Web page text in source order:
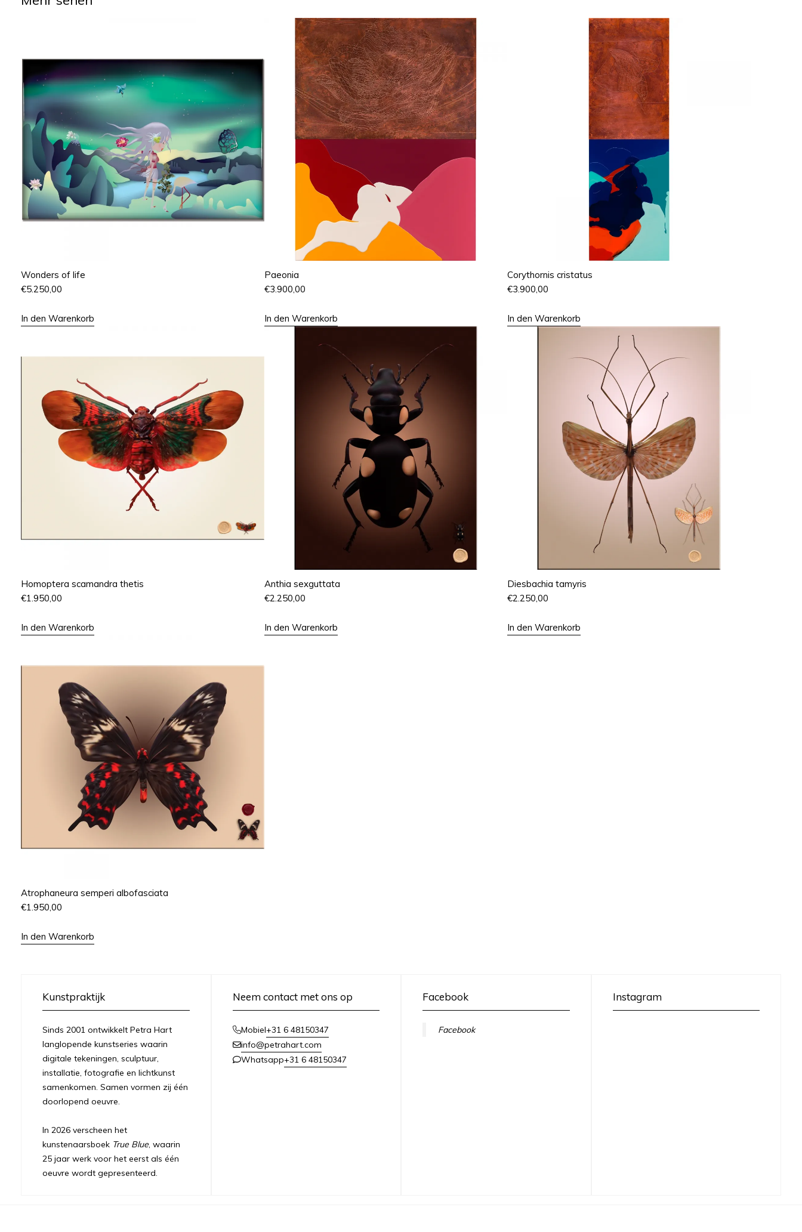
Wonders of life
€5.250,00
In den Warenkorb
Paeonia
€3.900,00
In den Warenkorb
Corythornis cristatus
€3.900,00
In den Warenkorb
Homoptera scamandra thetis
€1.950,00
In den Warenkorb
Anthia sexguttata
€2.250,00
In den Warenkorb
Diesbachia tamyris
€2.250,00
In den Warenkorb
Atrophaneura semperi albofasciata
€1.950,00
In den Warenkorb
Kunstpraktijk
Sinds 2001 ontwikkelt Petra Hart
langlopende kunstseries waarin
digitale tekeningen, sculptuur,
installatie, fotografie en lichtkunst
samenkomen. Samen vormen zij één
doorlopend oeuvre.
In 2026 verscheen het
kunstenaarsboek True Blue, waarin
25 jaar werk voor het eerst als één
oeuvre wordt gepresenteerd.
Neem contact met ons op
Mobiel+31 6 48150347
info@petrahart.com
Whatsapp+31 6 48150347
Facebook
Facebook
Instagram